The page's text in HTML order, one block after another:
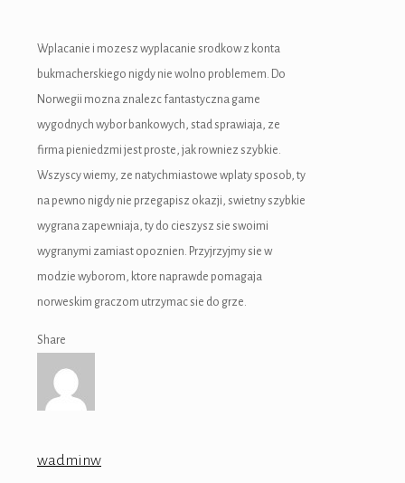
Wplacanie i mozesz wyplacanie srodkow z konta
bukmacherskiego nigdy nie wolno problemem. Do
Norwegii mozna znalezc fantastyczna game
wygodnych wybor bankowych, stad sprawiaja, ze
firma pieniedzmi jest proste, jak rowniez szybkie.
Wszyscy wiemy, ze natychmiastowe wplaty sposob, ty
na pewno nigdy nie przegapisz okazji, swietny szybkie
wygrana zapewniaja, ty do cieszysz sie swoimi
wygranymi zamiast opoznien. Przyjrzyjmy sie w
modzie wyborom, ktore naprawde pomagaja
norweskim graczom utrzymac sie do grze.
Share
wadminw